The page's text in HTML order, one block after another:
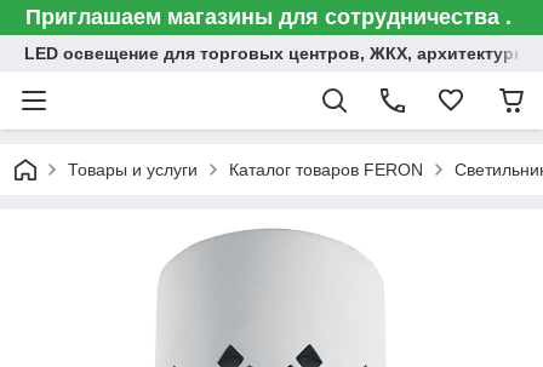
Приглашаем магазины для сотрудничества .
LED освещение для торговых центров, ЖКХ,
Товары и услуги Каталог товаров FERON